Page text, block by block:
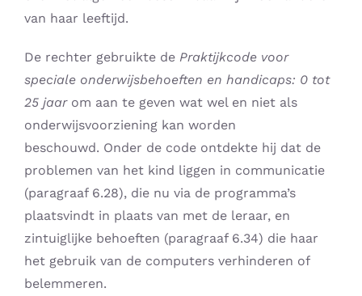
van haar leeftijd.
De rechter gebruikte de Praktijkcode voor
speciale onderwijsbehoeften en handicaps: 0 tot
25 jaarom aan te geven wat wel en niet als
onderwijsvoorziening kan worden
beschouwd. Onder de code ontdekte hij dat de
problemen van het kind liggen in communicatie
(paragraaf 6.28), die nu via de programma’s
plaatsvindt in plaats van met de leraar, en
zintuiglijke behoeften (paragraaf 6.34) die haar
het gebruik van de computers verhinderen of
belemmeren.